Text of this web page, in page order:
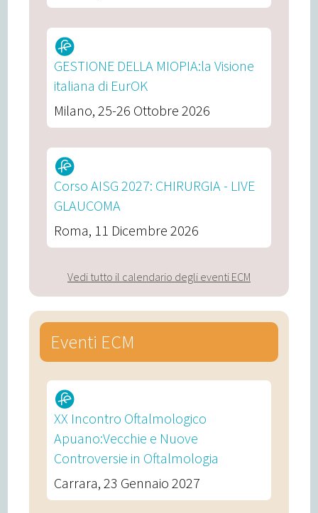
GESTIONE DELLA MIOPIA:la Visione
italiana di EurOK
Milano, 25-26 Ottobre 2026
Corso AISG 2027: CHIRURGIA - LIVE
GLAUCOMA
Roma, 11 Dicembre 2026
Vedi tutto il calendario degli eventi ECM
Eventi ECM
XX Incontro Oftalmologico
Apuano:Vecchie e Nuove
Controversie in Oftalmologia
Carrara, 23 Gennaio 2027